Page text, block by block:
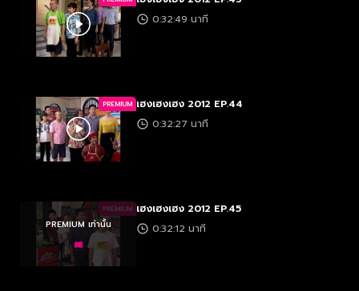
0:32:49 นาที
PREMIUM เฮงเฮงเฮง 2012 EP.44
0:32:27 นาที
PREMIUM
PREMIUM เท่านั้น
เฮงเฮงเฮง 2012 EP.45
0:32:12 นาที